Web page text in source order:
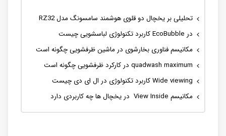
تحلیلی بر یخچال دو قلوی هوشمند سامسونگ مدل RZ32
در EcoBubble کاربرد تکنولوژی لباسشویی چیست
مکانیسم فناوری بخارشوی در ماشین ظرفشویی چگونه است
مکانیسم View Inside در یخچال ها چه کاربردی دارد